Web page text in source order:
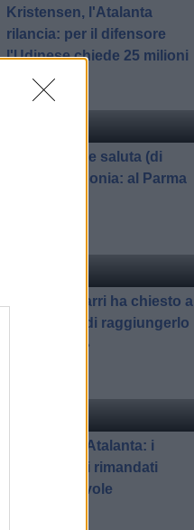
Kristensen, l'Atalanta
rilancia: per il difensore
l'Udinese chiede 25 milioni
El Bilal Toure saluta (di
nuovo) Zingonia: al Parma
Pedullà: «Sarri ha chiesto a
Romagnoli di raggiungerlo
all'Atalanta»
Schalke 04-Atalanta: i
promossi e i rimandati
dell'amichevole